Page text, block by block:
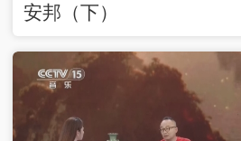
安邦（下）